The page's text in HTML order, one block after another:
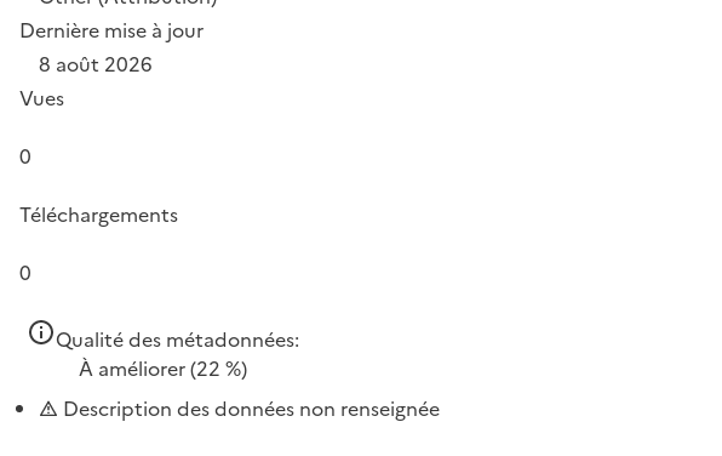
Dernière mise à jour
8 août 2026
Vues
0
Téléchargements
0
Qualité des métadonnées:
À améliorer(22 %)
Description des données non renseignée